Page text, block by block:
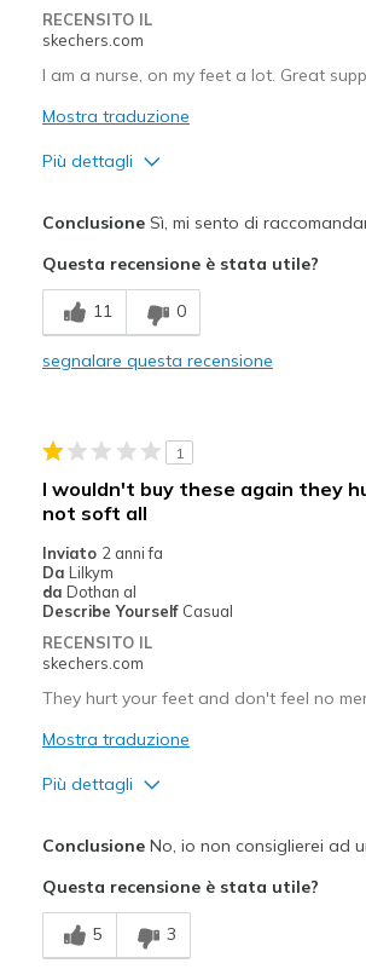
View On Shoes
RECENSITO IL
skechers.com
I am a nurse, on my feet a lot. Great
Mostra traduzione
Più dettagli
Breathe Well
Comfortable
Casual Wear
Width
Sizing
ConclusioneSì, mi sento di
Questa recensione è stata utile?
11 0
segnalare questa recensione
1
I wouldn't buy these again they
not soft all
Inviato 2 anni fa
Da Lilkym
da Dothan al
Describe Yourself Casual
RECENSITO IL
skechers.com
They hurt your feet and don't feel no
Mostra traduzione
Più dettagli
Migliori Utilizzi:
Casual Wear
ConclusioneNo, io non consiglierei ad
Questa recensione è stata utile?
5 3